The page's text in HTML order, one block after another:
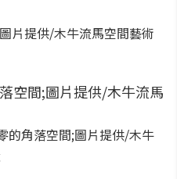
片提供/木牛流馬空間藝術
的角落空間;圖片提供/木牛